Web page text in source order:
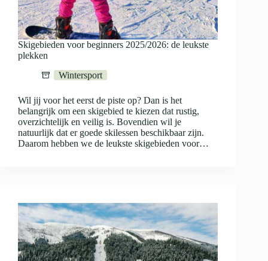
Skigebieden voor beginners 2025/2026: de leukste
plekken
Wintersport
Wil jij voor het eerst de piste op? Dan is het
belangrijk om een skigebied te kiezen dat rustig,
overzichtelijk en veilig is. Bovendien wil je
natuurlijk dat er goede skilessen beschikbaar zijn.
Daarom hebben we de leukste skigebieden voor…